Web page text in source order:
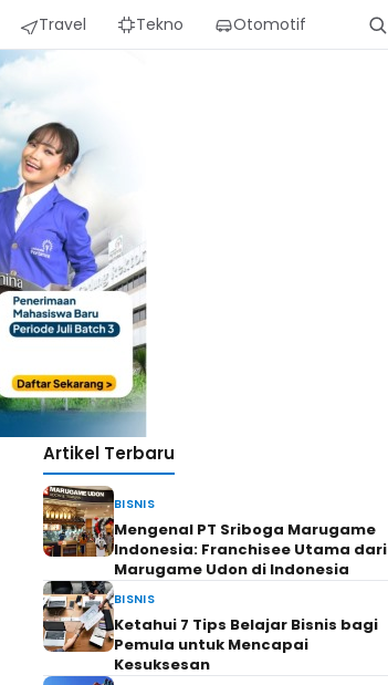
Travel Tekno Otomotif
Artikel Terbaru
BISNIS
Mengenal PT Sriboga Marugame
Indonesia: Franchisee Utama dari
Marugame Udon di Indonesia
BISNIS
Ketahui 7 Tips Belajar Bisnis bagi
Pemula untuk Mencapai
Kesuksesan